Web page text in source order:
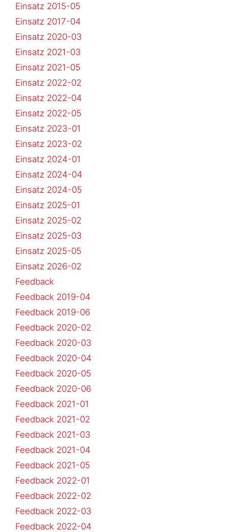
Einsatz 2015-05
Einsatz 2017-04
Einsatz 2020-03
Einsatz 2021-03
Einsatz 2021-05
Einsatz 2022-02
Einsatz 2022-04
Einsatz 2022-05
Einsatz 2023-01
Einsatz 2023-02
Einsatz 2024-01
Einsatz 2024-04
Einsatz 2024-05
Einsatz 2025-01
Einsatz 2025-02
Einsatz 2025-03
Einsatz 2025-05
Einsatz 2026-02
Feedback
Feedback 2019-04
Feedback 2019-06
Feedback 2020-02
Feedback 2020-03
Feedback 2020-04
Feedback 2020-05
Feedback 2020-06
Feedback 2021-01
Feedback 2021-02
Feedback 2021-03
Feedback 2021-04
Feedback 2021-05
Feedback 2022-01
Feedback 2022-02
Feedback 2022-03
Feedback 2022-04